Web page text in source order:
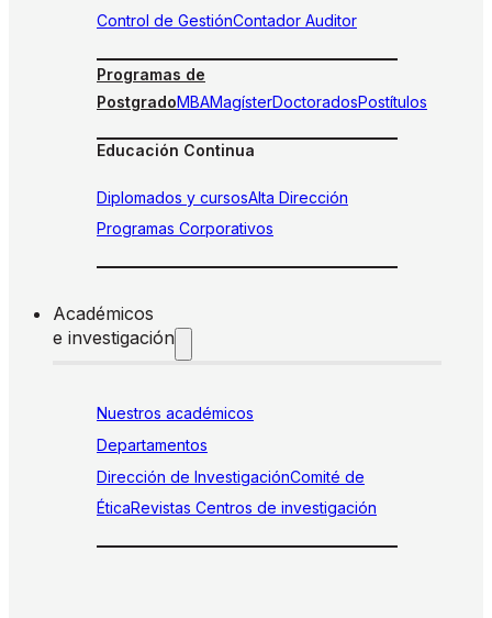
Control de GestiónContador Auditor
Programas de
PostgradoMBAMagísterDoctoradosPostítulos
Educación Continua
Diplomados y cursosAlta Dirección
Programas Corporativos
Académicos
e investigación
Nuestros académicos
Departamentos
Dirección de InvestigaciónComité de
ÉticaRevistas Centros de investigación